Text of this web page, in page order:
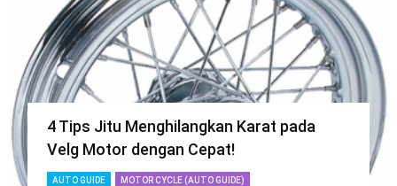
4 Tips Jitu Menghilangkan Karat pada
Velg Motor dengan Cepat!
AUTO GUIDE MOTOR CYCLE (AUTO GUIDE)